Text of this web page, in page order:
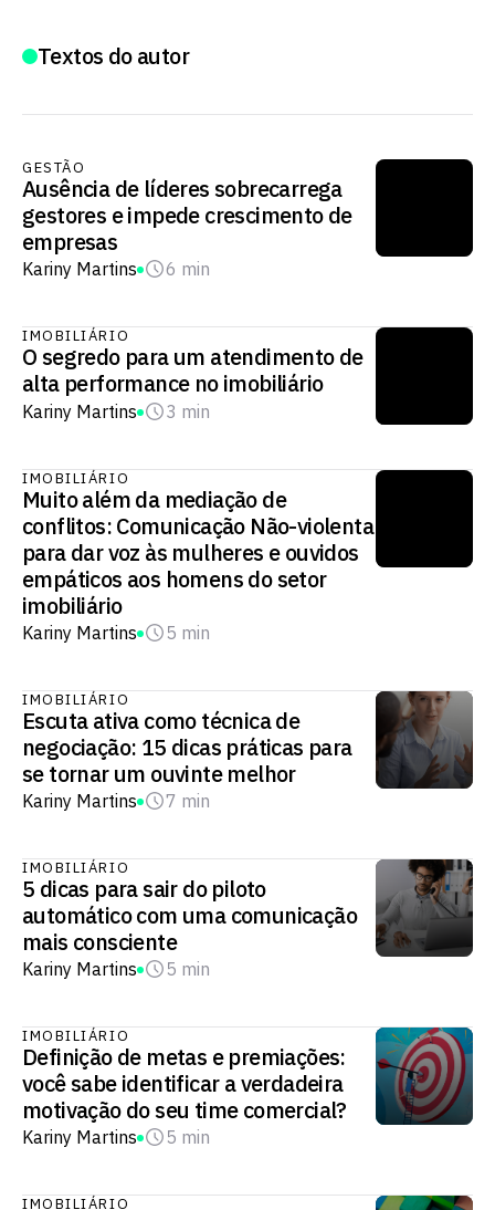
Textos do autor
GESTÃO
Ausência de líderes sobrecarrega
gestores e impede crescimento de
empresas
Kariny Martins 6 min
IMOBILIÁRIO
O segredo para um atendimento de
alta performance no imobiliário
Kariny Martins 3 min
IMOBILIÁRIO
Muito além da mediação de
conflitos: Comunicação Não-violenta
para dar voz às mulheres e ouvidos
empáticos aos homens do setor
imobiliário
Kariny Martins 5 min
IMOBILIÁRIO
Escuta ativa como técnica de
negociação: 15 dicas práticas para
se tornar um ouvinte melhor
Kariny Martins 7 min
IMOBILIÁRIO
5 dicas para sair do piloto
automático com uma comunicação
mais consciente
Kariny Martins 5 min
IMOBILIÁRIO
Definição de metas e premiações:
você sabe identificar a verdadeira
motivação do seu time comercial?
Kariny Martins 5 min
IMOBILIÁRIO